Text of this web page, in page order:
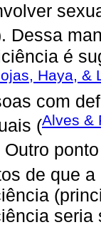
Dessa
é
Haya, &
com
(Alves &
Outro
de que